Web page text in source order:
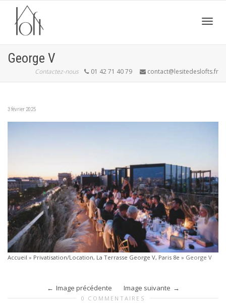
George V
Contactez-nous 01 42 71 40 79 contact@lesitedeslofts.fr
3 février 2025
Accueil » Privatisation/Location, La Terrasse George V, Paris 8e » George V
Image précédente Image suivante
0 COMMENTAIRES